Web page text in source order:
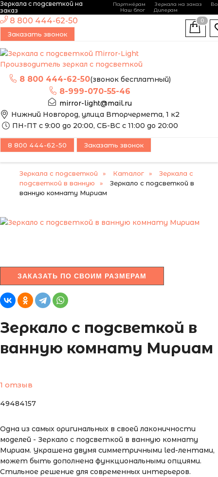
Зеркала с подсветкой на
заказ
Партнёрам Зеркала на заказ
Наш блог
Дилерам
Производитель зеркал с подсветкой
8 800 444-62-50(звонок бесплатный)
8-999-070-55-46
mirror-light@mail.ru
Нижний Новгород, улица Вторчермета, 1 к2
ПН-ПТ с 9:00 до 20:00, СБ-ВС с 11:00 до 20:00
8 800 444-62-50
Заказать звонок
0
8 800 444-62-50 Заказать звонок
Зеркала с подсветкой Каталог
Зеркала с
подсветкой в ванную
Зеркало с подсветкой в
ванную комнату Мириам
ЭТО ЗЕРКАЛО МЫ
МОЖЕМ ИЗГОТОВИТЬ
ПО ВАШИМ
ЗАКАЗАТЬ ПО СВОИМ РАЗМЕРАМ
Зеркало с подсветкой в
ванную комнату Мириам
1 отзыв
49484157
Одна из самых оригинальных в своей лаконичности
моделей - Зеркало с подсветкой в ванную комнату
Мириам. Украшена двумя симметричными led-лентами,
может быть дополнена функциональными опциями.
Стильное решение для современных интерьеров.
-